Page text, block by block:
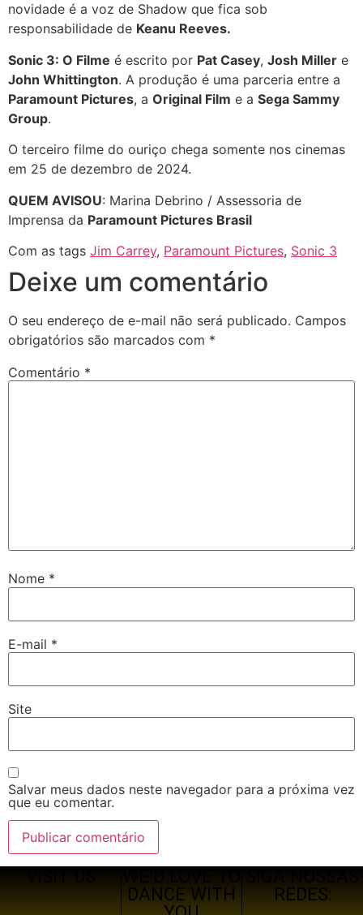
novidade é a voz de Shadow que fica sob
responsabilidade de Keanu Reeves.
Sonic 3: O Filme é escrito por Pat Casey, Josh Miller e
John Whittington. A produção é uma parceria entre a
Paramount Pictures, a Original Film e a Sega Sammy
Group.
O terceiro filme do ouriço chega somente nos cinemas
em 25 de dezembro de 2024.
QUEM AVISOU: Marina Debrino / Assessoria de
Imprensa da Paramount Pictures Brasil
Com as tags Jim Carrey, Paramount Pictures, Sonic 3
Deixe um comentário
O seu endereço de e-mail não será publicado. Campos
obrigatórios são marcados com *
Comentário *
Nome *
E-mail *
Site
Salvar meus dados neste navegador para a próxima vez
que eu comentar.
DANCE WITH
REDES: